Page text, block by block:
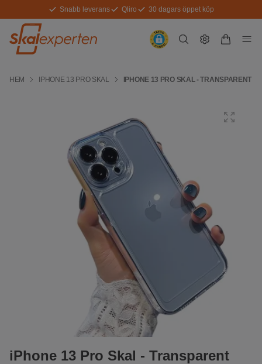
Snabb leverans Qliro 30 dagars öppet köp
HEM IPHONE 13 PRO SKAL IPHONE 13 PRO SKAL - TRANSPARENT
iPhone 13 Pro Skal - Transparent